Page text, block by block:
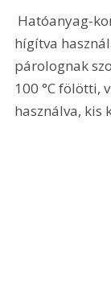
hígítva
párolognak
100 °C fölötti,
használva,